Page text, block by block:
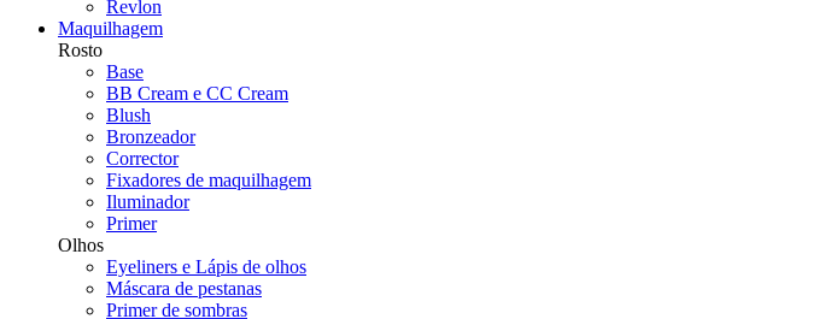
Revlon
Maquilhagem
Rosto
Base
BB Cream e CC Cream
Blush
Bronzeador
Corrector
Fixadores de maquilhagem
Iluminador
Primer
Olhos
Eyeliners e Lápis de olhos
Máscara de pestanas
Primer de sombras